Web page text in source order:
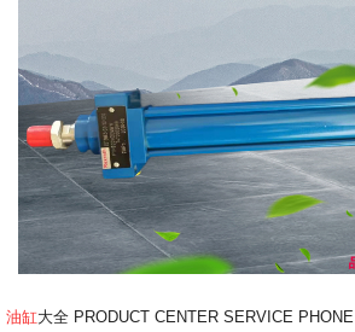
油缸大全 PRODUCT CENTER SERVICE